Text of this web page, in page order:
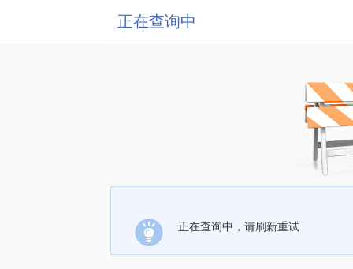
正在查询中
正在查询中，请刷新重试